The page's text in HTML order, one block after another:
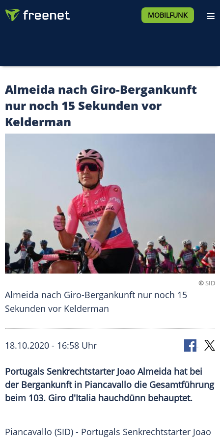
MOBILFUNK
Almeida nach Giro-Bergankunft
nur noch 15 Sekunden vor
Kelderman
©SID
Almeida nach Giro-Bergankunft nur noch 15
Sekunden vor Kelderman
18.10.2020 - 16:58 Uhr
Portugals Senkrechtstarter Joao Almeida hat bei
der Bergankunft in Piancavallo die Gesamtführung
beim 103. Giro d'Italia hauchdünn behauptet.
Piancavallo (SID) - Portugals Senkrechtstarter Joao